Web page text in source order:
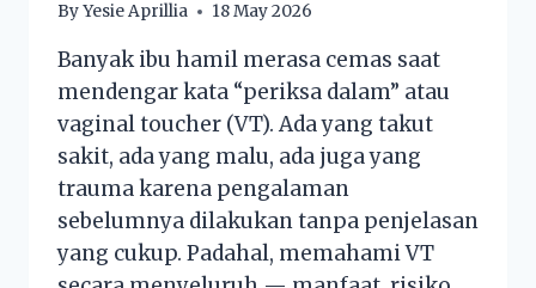
ByYesie Aprillia 18 May 2026
Banyak ibu hamil merasa cemas saat
mendengar kata “periksa dalam” atau
vaginal toucher (VT). Ada yang takut
sakit, ada yang malu, ada juga yang
trauma karena pengalaman
sebelumnya dilakukan tanpa penjelasan
yang cukup. Padahal, memahami VT